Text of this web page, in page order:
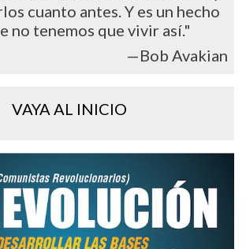
cuanto antes. Y es un hecho
no tenemos que vivir así."
—Bob Avakian
VAYA AL INICIO